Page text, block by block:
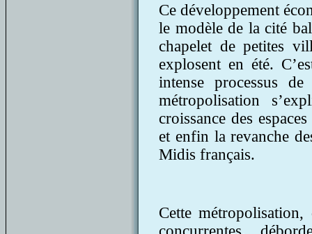
Ce développement
le modèle de la cité
chapelet de petites
explosent en été.
intense processus
métropolisation
croissance des
et enfin la revanche
Midis français.
Cette